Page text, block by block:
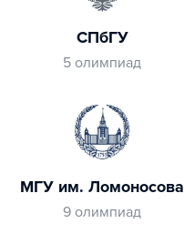
СПбГУ
5 олимпиад
МГУ им. Ломоносова
9 олимпиад